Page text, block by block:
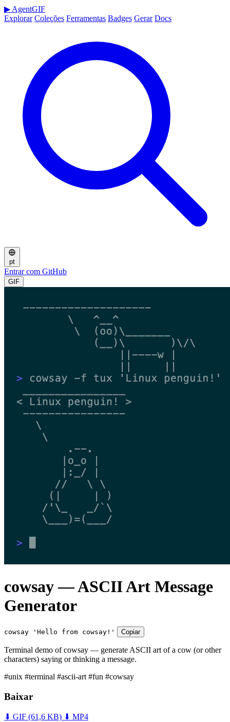
▶ AgentGIF
Explorar Coleções Ferramentas Badges Gerar Docs
pt
Entrar com GitHub
GIF
cowsay — ASCII Art Message
Generator
cowsay 'Hello from cowsay!' Copiar
Terminal demo of cowsay — generate ASCII art of a cow (or other
characters) saying or thinking a message.
#unix #terminal #ascii-art #fun #cowsay
Baixar
⬇ GIF (61,6 KB) ⬇ MP4